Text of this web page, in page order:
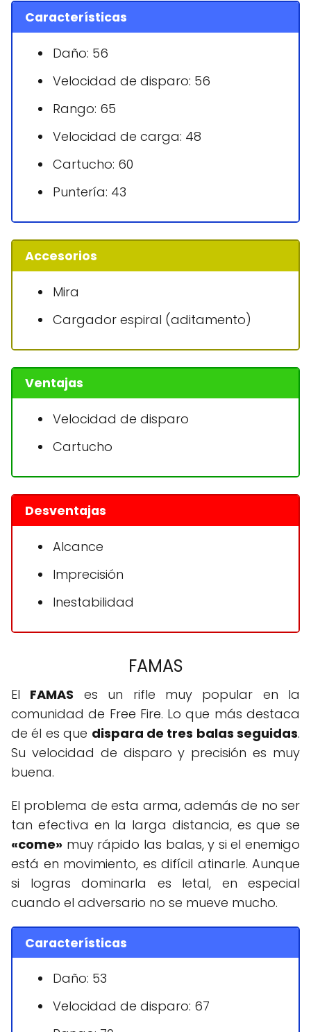
Características
Daño: 56
Velocidad de disparo: 56
Rango: 65
Velocidad de carga: 48
Cartucho: 60
Puntería: 43
Accesorios
Mira
Cargador espiral (aditamento)
Ventajas
Velocidad de disparo
Cartucho
Desventajas
Alcance
Imprecisión
Inestabilidad
FAMAS
El FAMAS es un rifle muy popular en la
comunidad de Free Fire. Lo que más destaca
de él es que dispara de tres balas seguidas.
Su velocidad de disparo y precisión es muy
buena.
El problema de esta arma, además de no ser
tan efectiva en la larga distancia, es que se
«come» muy rápido las balas, y si el enemigo
está en movimiento, es difícil atinarle. Aunque
si logras dominarla es letal, en especial
cuando el adversario no se mueve mucho.
Características
Daño: 53
Velocidad de disparo: 67